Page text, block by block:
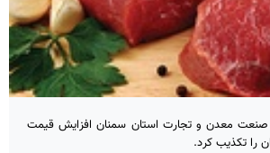
معدن و تجارت استان سمنان افزایش قیمت
را تکذیب کرد.